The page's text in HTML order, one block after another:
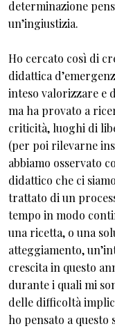
determinazione
un’ingiustizia.
Ho cercato così di
didattica
inteso valorizzare e
ma ha provato a
criticità, luoghi di
(per poi rilevarne
abbiamo osservato
didattico che ci
trattato di un
tempo in modo
una ricetta, o una
atteggiamento,
crescita in questo
durante i quali mi
delle difficoltà
ho pensato a questo